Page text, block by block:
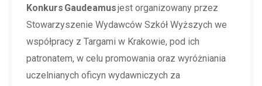
Konkurs Gaudeamusjest organizowany przez
Stowarzyszenie Wydawców Szkół Wyższych we
współpracy z Targami w Krakowie, pod ich
patronatem, w celu promowania oraz wyróżniania
uczelnianych oficyn wydawniczych za